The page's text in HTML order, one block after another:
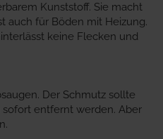
Kunststoff. Sie macht
auch für Böden mit Heizung.
keine Flecken und
Der Schmutz sollte
entfernt werden. Aber